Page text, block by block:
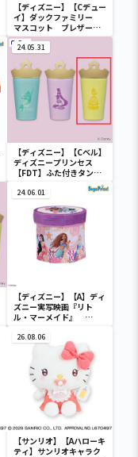
【ディズニー】【Cデュー
イ】ダックファミリー
マスコット ブレザーコ
スチューム
24.05.31
【ディズニー】【Cベル】
ディズニープリンセス
【FDT】ふた付きタンブ
24.06.01
【ディズニー】【A】ディ
ズニー実写映画『リト
ル・マーメイド』
チェアー
26.08.06
【サンリオ】【Aハローキ
ティ】サンリオキャラク